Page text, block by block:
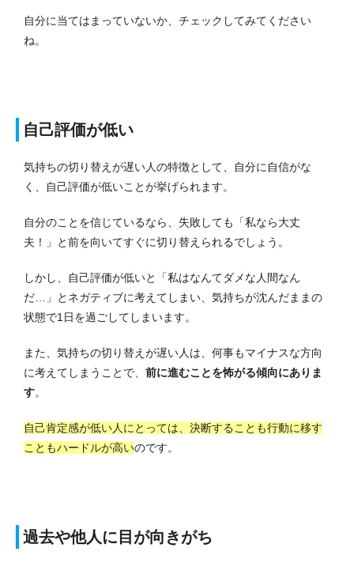
自分に当てはまっていないか、チェックしてみてください
ね。
自己評価が低い
気持ちの切り替えが遅い人の特徴として、自分に自信がな
く、自己評価が低いことが挙げられます。
自分のことを信じているなら、失敗しても「私なら大丈
夫！」と前を向いてすぐに切り替えられるでしょう。
しかし、自己評価が低いと「私はなんてダメな人間なん
だ…」とネガティブに考えてしまい、気持ちが沈んだままの
状態で1日を過ごしてしまいます。
また、気持ちの切り替えが遅い人は、何事もマイナスな方向
に考えてしまうことで、 前に進むことを怖がる傾向にありま
す。
自己肯定感が低い人にとっては、決断することも行動に移す
こともハードルが高いのです。
過去や他人に目が向きがち